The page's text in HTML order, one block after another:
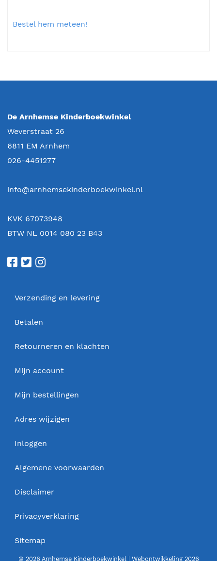
Bestel hem meteen!
De Arnhemse Kinderboekwinkel
Weverstraat 26
6811 EM Arnhem
026-4451277
info@arnhemsekinderboekwinkel.nl
KVK 67073948
BTW NL 0014 080 23 B43
Verzending en levering
Betalen
Retourneren en klachten
Mijn account
Mijn bestellingen
Adres wijzigen
Inloggen
Algemene voorwaarden
Disclaimer
Privacyverklaring
Sitemap
© 2026 Arnhemse Kinderboekwinkel | Webontwikkeling 2026